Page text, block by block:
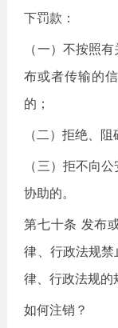
下罚款：
（一）不按照
布或者传输的
的；
（二）拒绝、
（三）拒不向
协助的。
第七十条 发布
律、行政法规
律、行政法规的
如何注销？